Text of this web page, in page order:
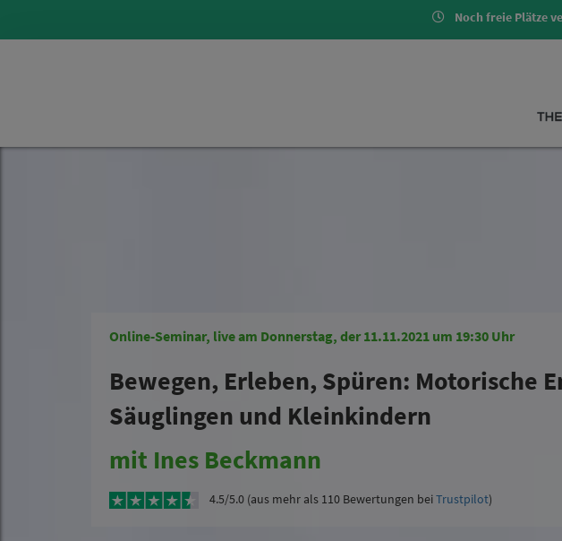
Noch freie Plätze
Online-Seminar, live am Donnerstag, der 11.11.2021 um 19:30 Uhr
Bewegen, Erleben, Spüren:
Säuglingen und Kleinkindern
mit Ines Beckmann
4.5/5.0 (aus mehr als 110 Bewertungen beiTrustpilot)